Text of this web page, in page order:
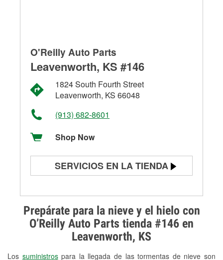
Prepárate para la nieve y el hielo con
O’Reilly Auto Parts tienda #146 en
Leavenworth, KS
Los suministrospara la llegada de las tormentas de nieve son
O'Reilly Auto Parts
Leavenworth, KS #146
1824 South Fourth Street
Leavenworth, KS 66048
(913) 682-8601
Shop Now
SERVICIOS EN LA TIENDA
Prueba de alternadores y
arrancadores
Revisión de la luz "Check Engine"
Reciclaje de baterías y aceite